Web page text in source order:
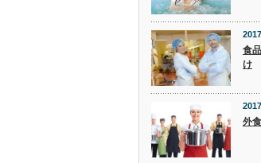
食
け
外